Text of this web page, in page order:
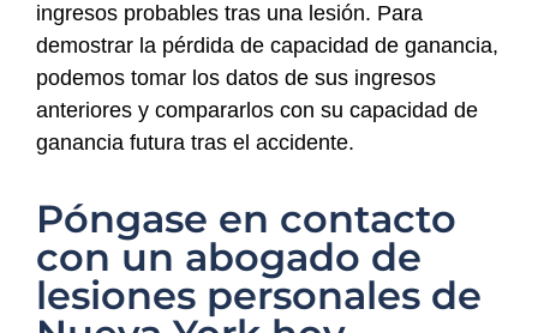
ingresos probables tras una lesión. Para
demostrar la pérdida de capacidad de ganancia,
podemos tomar los datos de sus ingresos
anteriores y compararlos con su capacidad de
ganancia futura tras el accidente.
Póngase en contacto
con un abogado de
lesiones personales de